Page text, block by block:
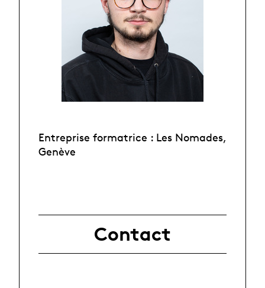
Entreprise formatrice : Les Nomades,
Genève
Contact